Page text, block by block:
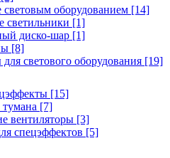
световым оборудованием [14]
светильники [1]
диско-шар [1]
[8]
светового оборудования [19]
[15]
[7]
вентиляторы [3]
спецэффектов [5]